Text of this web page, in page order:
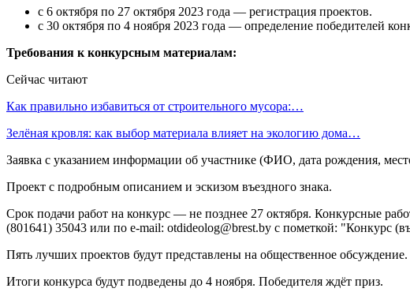
с 6 октября по 27 октября 2023 года — регистрация проектов.
с 30 октября по 4 ноября 2023 года — определение победителей
Требования к конкурсным материалам:
Сейчас читают
Как правильно избавиться от строительного мусора:…
Зелёная кровля: как выбор материала влияет на экологию дома…
Заявка с указанием информации об участнике (ФИО, дата рождения,
Проект с подробным описанием и эскизом въездного знака.
Срок подачи работ на конкурс — не позднее 27 октября. Конкурсные
(801641) 35043 или по e-mail: otdideolog@brest.by с пометкой: "Конкурс
Пять лучших проектов будут представлены на общественное обсуждение.
Итоги конкурса будут подведены до 4 ноября. Победителя ждёт приз.